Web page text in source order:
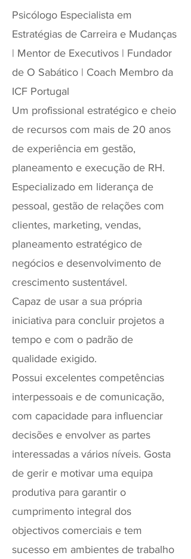
Psicólogo Especialista em
Estratégias de Carreira e Mudanças
| Mentor de Executivos | Fundador
de O Sabático | Coach Membro da
ICF Portugal
Um profissional estratégico e cheio
de recursos com mais de 20 anos
de experiência em gestão,
planeamento e execução de RH.
Especializado em liderança de
pessoal, gestão de relações com
clientes, marketing, vendas,
planeamento estratégico de
negócios e desenvolvimento de
crescimento sustentável.
Capaz de usar a sua própria
iniciativa para concluir projetos a
tempo e com o padrão de
qualidade exigido.
Possui excelentes competências
interpessoais e de comunicação,
com capacidade para influenciar
decisões e envolver as partes
interessadas a vários níveis. Gosta
de gerir e motivar uma equipa
produtiva para garantir o
cumprimento integral dos
objectivos comerciais e tem
sucesso em ambientes de trabalho